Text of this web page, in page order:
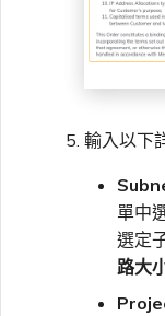
輸入以下
單中
選定
路大